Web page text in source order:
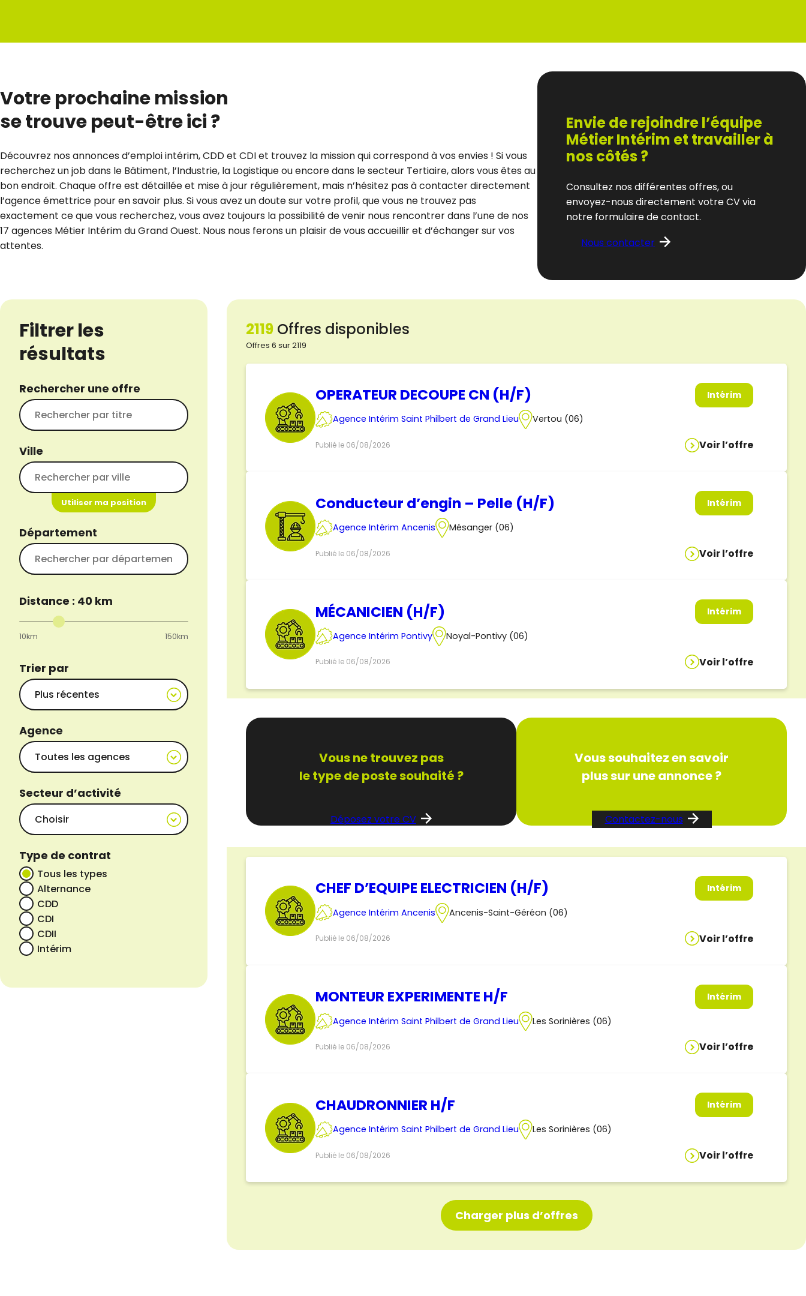
Votre prochaine mission
se trouve peut-être ici ?
Découvrez nos annonces d’emploi intérim, CDD et CDI et trouvez la mission qui correspond à vos envies ! Si vous
recherchez un job dans le Bâtiment, l’Industrie, la Logistique ou encore dans le secteur Tertiaire, alors vous êtes au
bon endroit. Chaque offre est détaillée et mise à jour régulièrement, mais n’hésitez pas à contacter directement
l’agence émettrice pour en savoir plus. Si vous avez un doute sur votre profil, que vous ne trouvez pas
exactement ce que vous recherchez, vous avez toujours la possibilité de venir nous rencontrer dans l’une de nos
17 agences Métier Intérim du Grand Ouest. Nous nous ferons un plaisir de vous accueillir et d’échanger sur vos
attentes.
Envie de rejoindre l’équipe
Métier Intérim et travailler à
nos côtés ?
Consultez nos différentes offres, ou
envoyez-nous directement votre CV via
notre formulaire de contact.
Nous contacter
Filtrer les
résultats
Rechercher une offre
Ville
Utiliser ma position
Département
Distance : 40 km
10km 150km
Trier par
Agence
Secteur d’activité
Type de contrat
Tous les types
Alternance
CDD
CDI
CDII
Intérim
2119 Offres disponibles
Offres 6 sur 2119
OPERATEUR DECOUPE CN (H/F) Intérim
Agence Intérim Saint Philbert de Grand Lieu Vertou (06)
Publié le 06/08/2026 Voir l’offre
Conducteur d’engin – Pelle (H/F) Intérim
Agence Intérim Ancenis Mésanger (06)
Publié le 06/08/2026 Voir l’offre
MÉCANICIEN (H/F) Intérim
Agence Intérim Pontivy Noyal-Pontivy (06)
Publié le 06/08/2026 Voir l’offre
Vous ne trouvez pas
le type de poste souhaité ?
Déposez votre CV
Vous souhaitez en savoir
plus sur une annonce ?
Contactez-nous
CHEF D’EQUIPE ELECTRICIEN (H/F) Intérim
Agence Intérim Ancenis Ancenis-Saint-Géréon (06)
Publié le 06/08/2026 Voir l’offre
MONTEUR EXPERIMENTE H/F Intérim
Agence Intérim Saint Philbert de Grand Lieu Les Sorinières (06)
Publié le 06/08/2026 Voir l’offre
CHAUDRONNIER H/F Intérim
Agence Intérim Saint Philbert de Grand Lieu Les Sorinières (06)
Publié le 06/08/2026 Voir l’offre
Charger plus d’offres